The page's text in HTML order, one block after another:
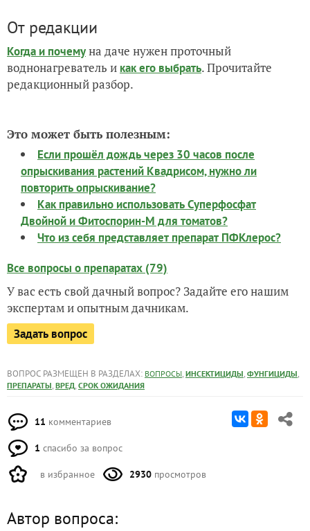
От редакции
Когда и почемуна даче нужен проточный
воднонагреватель и как его выбрать. Прочитайте
редакционный разбор.
Это может быть полезным:
Если прошёл дождь через 30 часов после
опрыскивания растений Квадрисом, нужно ли
повторить опрыскивание?
Как правильно использовать Суперфосфат
Двойной и Фитоспорин-М для томатов?
Что из себя представляет препарат ПФКлерос?
Все вопросы о препаратах (79)
У вас есть свой дачный вопрос? Задайте его нашим
экспертам и опытным дачникам.
Задать вопрос
ВОПРОС РАЗМЕЩЕН В РАЗДЕЛАХ: ВОПРОСЫ, ИНСЕКТИЦИДЫ, ФУНГИЦИДЫ,
ПРЕПАРАТЫ, ВРЕД, СРОК ОЖИДАНИЯ
11 комментариев
1 спасибо за вопрос
в избранное 2930 просмотров
Автор вопроса: